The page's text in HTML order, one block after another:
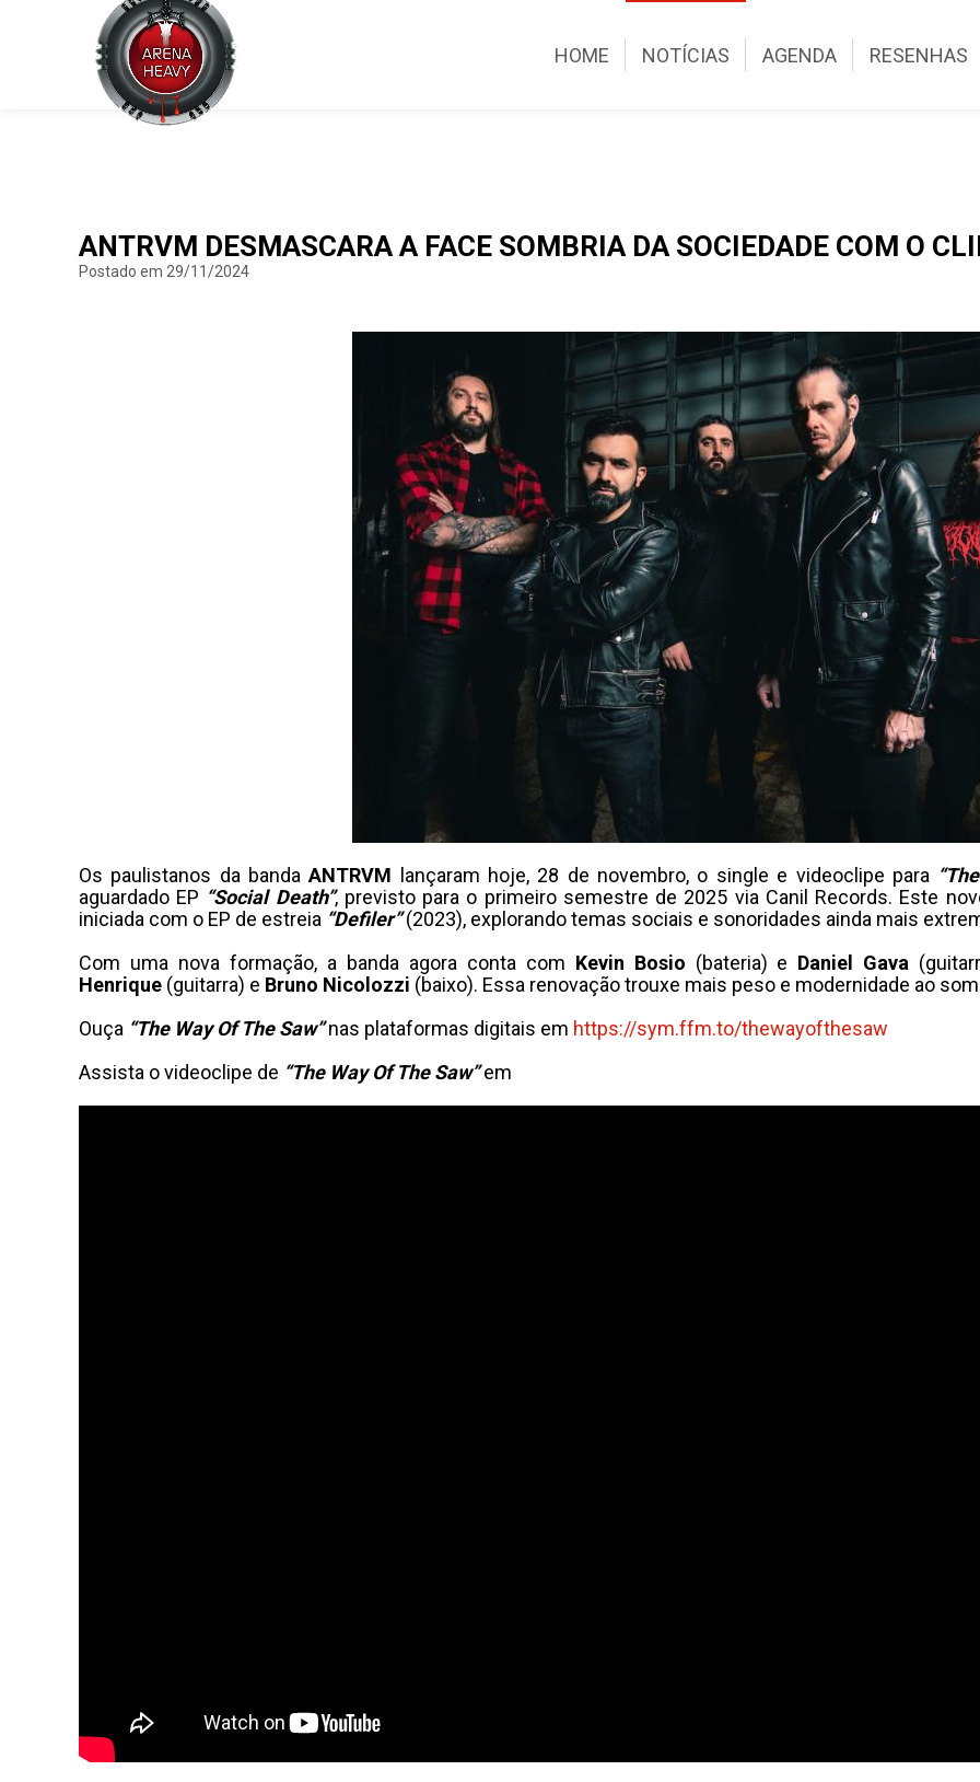
HOME NOTÍCIAS AGENDA RESENHAS
ANTRVM DESMASCARA A FACE SOMBRIA DA SOCIEDADE COM O
Postado em 29/11/2024
Os paulistanos da bandaANTRVM lançaram hoje, 28 de novembro, o single e videoclipe para
aguardado EP “Social Death”, previsto para o primeiro semestre de 2025 via Canil Records. Este
iniciada com o EP de estreia “Defiler”(2023), explorando temas sociais e sonoridades ainda mais
Com uma nova formação, a banda agora conta com Kevin Bosio (bateria) e Daniel Gava
Henrique (guitarra) e Bruno Nicolozzi (baixo). Essa renovação trouxe mais peso e modernidade ao
Ouça “The Way Of The Saw”nas plataformas digitais em https://sym.ffm.to/thewayofthesaw
Assista o videoclipe de “The Way Of The Saw” em